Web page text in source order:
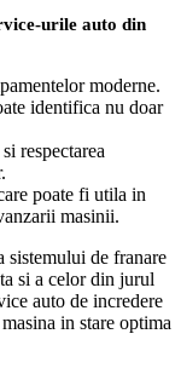
urile auto din
moderne.
identifica nu doar
respectarea
poate fi utila in
masinii.
sistemului de franare
si a celor din jurul
auto de incredere
in stare optima